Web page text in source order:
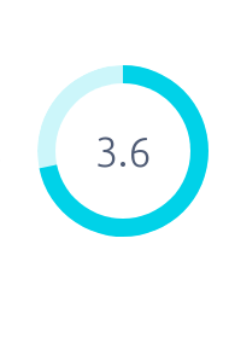
3.6